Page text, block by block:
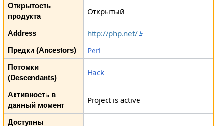
Открытость
продукта
Открытый
Address http://php.net/
Предки (Ancestors) Perl
Потомки
(Descendants)
Hack
Активность в
данный момент
Project is active
Доступны